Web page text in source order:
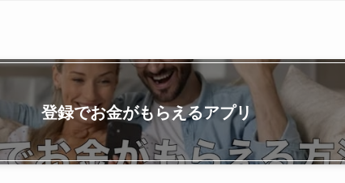
登録でお金がもらえるアプリ